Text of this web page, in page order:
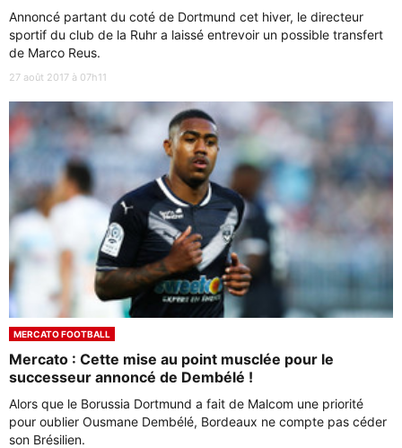
Annoncé partant du coté de Dortmund cet hiver, le directeur
sportif du club de la Ruhr a laissé entrevoir un possible transfert
de Marco Reus.
27 août 2017 à 07h11
MERCATO FOOTBALL
Mercato : Cette mise au point musclée pour le
successeur annoncé de Dembélé !
Alors que le Borussia Dortmund a fait de Malcom une priorité
pour oublier Ousmane Dembélé, Bordeaux ne compte pas céder
son Brésilien.